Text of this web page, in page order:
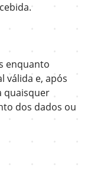
enquanto
válida e, após
quaisquer
dos dados ou